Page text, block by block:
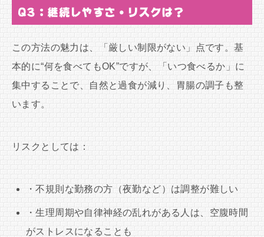
Q3：継続しやすさ・リスクは？
この方法の魅力は、「厳しい制限がない」点です。基
本的に“何を食べてもOK”ですが、「いつ食べるか」に
集中することで、自然と過食が減り、胃腸の調子も整
います。
リスクとしては：
・不規則な勤務の方（夜勤など）は調整が難しい
・生理周期や自律神経の乱れがある人は、空腹時間
がストレスになることも